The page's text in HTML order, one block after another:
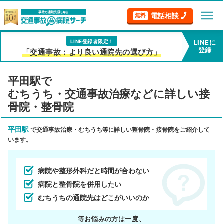
無料 電話相談 menu
LINE登録者限定！
「交通事故：より良い通院先の選び方」
LINEに
登録
平田駅で
むちうち・交通事故治療などに詳しい接
骨院・整骨院
平田駅 で交通事故治療・むちうち等に詳しい整骨院・接骨院をご紹介して
います。
病院や整形外科だと時間が合わない
病院と整骨院を併用したい
むちうちの通院先はどこがいいのか
等お悩みの方は一度、